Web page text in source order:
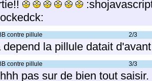
contre pillule 2/3
depend la pillule datait
contre pillule 3/3
pas sur de bien tout